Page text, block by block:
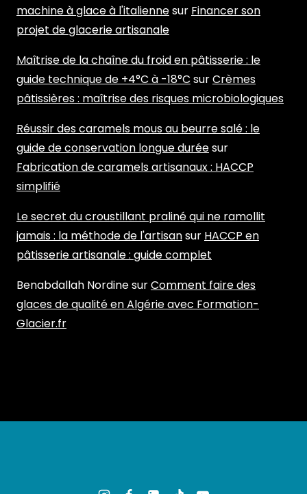
machine à glace à l'italiennesur Financer son
projet de glacerie artisanale
Maîtrise de la chaîne du froid en pâtisserie : le
guide technique de +4°C à -18°C surCrèmes
pâtissières : maîtrise des risques microbiologiques
Réussir des caramels mous au beurre salé : le
guide de conservation longue duréesur
Fabrication de caramels artisanaux : HACCP
simplifié
Le secret du croustillant praliné qui ne ramollit
jamais : la méthode de l'artisansur HACCP en
pâtisserie artisanale : guide complet
Benabdallah NordinesurComment faire des
glaces de qualité en Algérie avec Formation-
Glacier.fr